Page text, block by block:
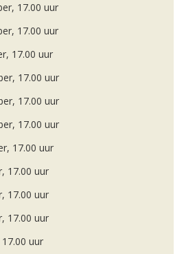
17.00 uur
17.00 uur
17.00 uur
17.00 uur
17.00 uur
17.00 uur
17.00 uur
17.00 uur
17.00 uur
17.00 uur
uur